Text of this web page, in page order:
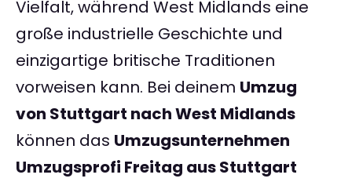
Vielfalt, während West Midlands eine
große industrielle Geschichte und
einzigartige britische Traditionen
vorweisen kann. Bei deinem Umzug
von Stuttgart nach West Midlands
können das Umzugsunternehmen
Umzugsprofi Freitag aus Stuttgart